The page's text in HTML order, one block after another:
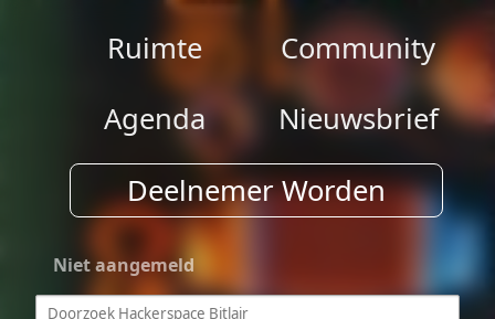
Ruimte
Community
Agenda
Nieuwsbrief
Deelnemer Worden
Niet aangemeld